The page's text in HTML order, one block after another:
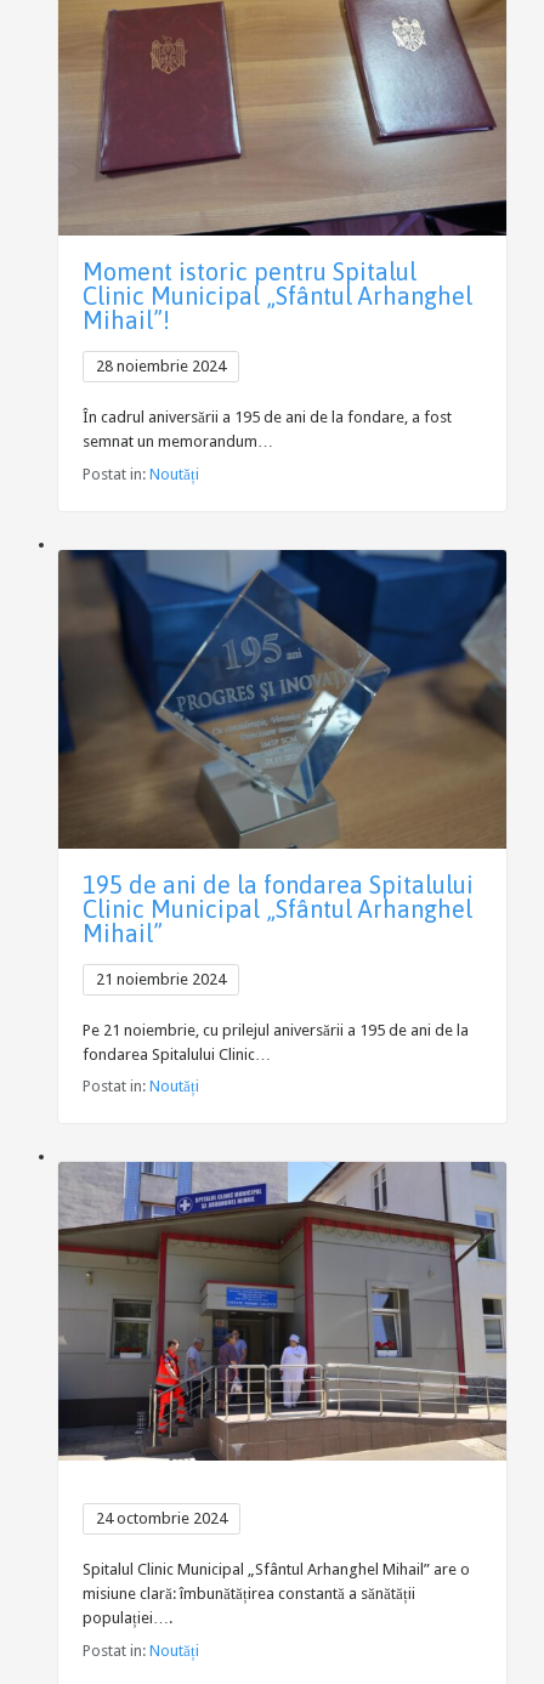
Moment istoric pentru Spitalul
Clinic Municipal „Sfântul Arhanghel
Mihail”!
28 noiembrie 2024
În cadrul aniversării a 195 de ani de la fondare, a fost
semnat un memorandum…
Postat in: Noutăți
195 de ani de la fondarea Spitalului
Clinic Municipal „Sfântul Arhanghel
Mihail”
21 noiembrie 2024
Pe 21 noiembrie, cu prilejul aniversării a 195 de ani de la
fondarea Spitalului Clinic…
Postat in: Noutăți
24 octombrie 2024
Spitalul Clinic Municipal „Sfântul Arhanghel Mihail” are o
misiune clară: îmbunătățirea constantă a sănătății
populației….
Postat in: Noutăți